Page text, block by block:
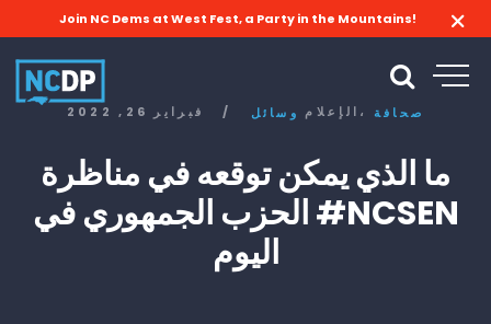
Join NC Dems at West Fest, a Party in the Mountains!
فبراير 26, 2022 / وسائل الإعلام، صحافة
ما الذي يمكن توقعه في مناظرة
الحزب الجمهوري في #NCSEN
اليوم